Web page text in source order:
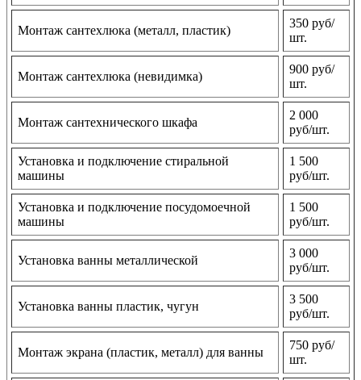
Монтаж сантехлюка (металл, пластик)
350 руб/
шт.
Монтаж сантехлюка (невидимка)
900 руб/
шт.
Монтаж сантехнического шкафа
2 000
руб/шт.
Установка и подключение стиральной
машины
1 500
руб/шт.
Установка и подключение посудомоечной
машины
1 500
руб/шт.
Установка ванны металлической
3 000
руб/шт.
Установка ванны пластик, чугун
3 500
руб/шт.
Монтаж экрана (пластик, металл) для ванны
750 руб/
шт.